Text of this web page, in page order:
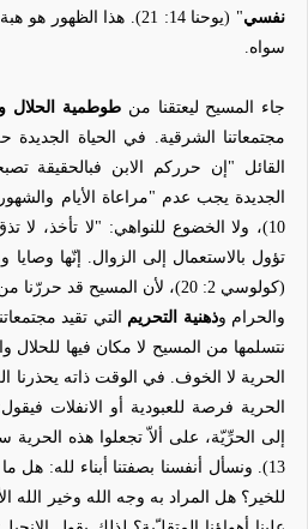
نفسي
" (يوحنا 14: 21). هذا
سواه.
جاء المسيح ليعتقنا منطوطمية الحلال
مجتمعاتنا الشرقية. في الحياة
القائل "إن حرركم الابن فبالحقيقة
10)، ولا الخضوع للنواهي: "لا تأخذ، لا
تؤول بالاستعمال إلى الزوال. إنّها
(كولوسي 2: 20)، لأن المسيح قد
والحرام وذهنية التحريم التي تقيد
نتسلمها من المسيح لا مكان فيها للحلال
الحرية لا الخوف. في الوقت ذاته
الحرية فرصة للعبودية أو الانفلات
13). ونسأل أنفسنا بصفتنا أبناء لله: هل
للخير؟ هل المراد به وجه الله وخير الله